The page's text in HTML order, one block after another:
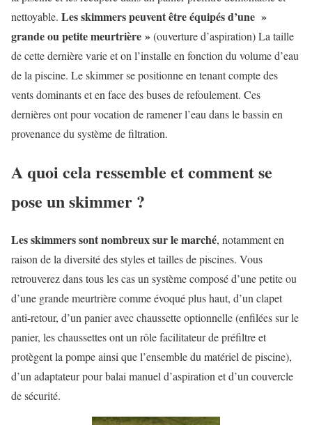
nettoyable. Les skimmers peuvent être équipés d’une »
grande ou petite meurtrière »(ouverture d’aspiration) La taille
de cette dernière varie et on l’installe en fonction du volume d’eau
de la piscine. Le skimmer se positionne en tenant compte des
vents dominants et en face des buses de refoulement. Ces
dernières ont pour vocation de ramener l’eau dans le bassin en
provenance du système de filtration.
A quoi cela ressemble et comment se
pose un skimmer ?
Les skimmers sont nombreux sur le marché, notamment en
raison de la diversité des styles et tailles de piscines. Vous
retrouverez dans tous les cas un système composé d’une petite ou
d’une grande meurtrière comme évoqué plus haut, d’un clapet
anti-retour, d’un panier avec chaussette optionnelle (enfilées sur le
panier, les chaussettes ont un rôle facilitateur de préfiltre et
protègent la pompe ainsi que l’ensemble du matériel de piscine),
d’un adaptateur pour balai manuel d’aspiration et d’un couvercle
de sécurité.